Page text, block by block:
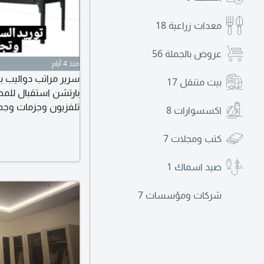
معدات زراعية 18
عروض بالجملة 56
بيت متنقل 17
اكسسوارات 8
كتب ومجلات 7
صيد اسماك 1
شركات ومؤسسات 7
منذ 4 أيام
سرير مراتب
بارتشن استقبال
تلفزيون وجزمات